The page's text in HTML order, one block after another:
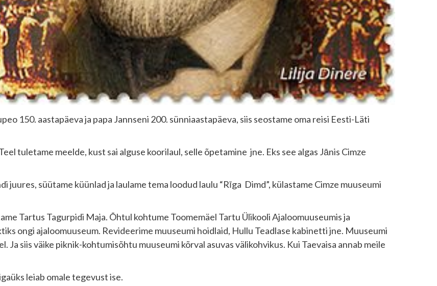
150. aastapäeva ja papa Jannseni 200. sünniaastapäeva, siis seostame oma reisi Eesti-Läti
tuletame meelde, kust sai alguse koorilaul, selle õpetamine jne. Eks see algas Jānis Cimze
juures, süütame küünlad ja laulame tema loodud laulu “Rīga Dimd”, külastame Cimze muuseumi
Tartus Tagurpidi Maja. Õhtul kohtume Toomemäel Tartu Ülikooli Ajaloomuuseumis ja
ongi ajaloomuuseum. Revideerime muuseumi hoidlaid, Hullu Teadlase kabinetti jne. Muuseumi
Ja siis väike piknik-kohtumisõhtu muuseumi kõrval asuvas välikohvikus. Kui Taevaisa annab meile
leiab omale tegevust ise.